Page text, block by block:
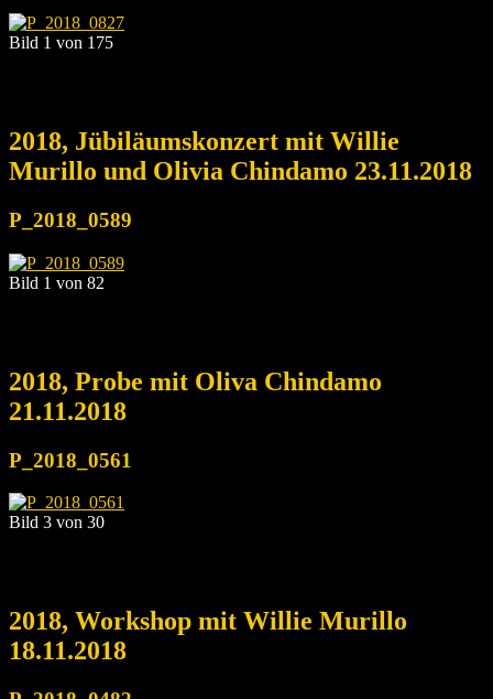
Bild 1 von 175
2018, Jübiläumskonzert mit Willie
Murillo und Olivia Chindamo 23.11.2018
P_2018_0589
Bild 1 von 82
2018, Probe mit Oliva Chindamo
21.11.2018
P_2018_0561
Bild 3 von 30
2018, Workshop mit Willie Murillo
18.11.2018